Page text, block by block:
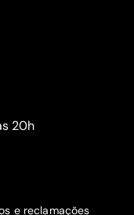
20h
e reclamações